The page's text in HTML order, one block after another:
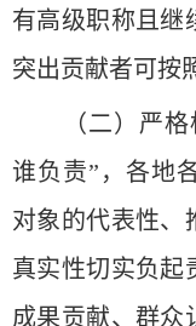
有高级职称且继
突出贡献者可按
（二）严格标
谁负责”，各地
对象的代表性、
真实性切实负起
成果贡献、群众